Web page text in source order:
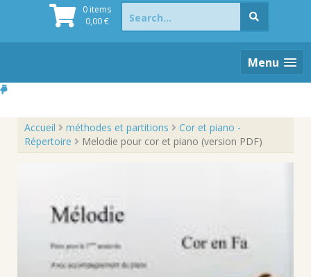
0 items
0,00€
Search
for:
Menu
Accueil méthodes et partitions
Cor et piano -
Répertoire
Melodie pour cor et piano (version PDF)